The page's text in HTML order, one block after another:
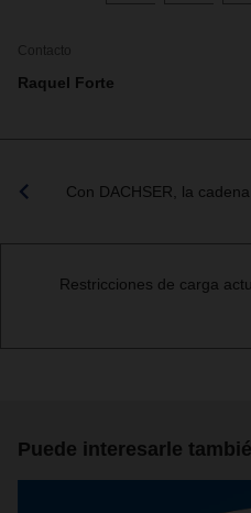
Contacto
Raquel Forte
Con DACHSER, la
Restricciones de carga
Puede interesarle